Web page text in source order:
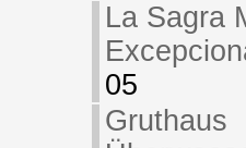
La Sagra
05
Gruthaus